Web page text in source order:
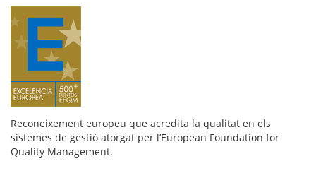
Reconeixement europeu que acredita la qualitat en els
sistemes de gestió atorgat per l’European Foundation for
Quality Management.